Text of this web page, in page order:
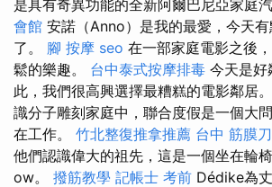
是具有奇異功能的全新阿爾巴尼亞家庭
會館 安諾（Anno）是我的最愛，今天
了。 腳 按摩 seo 在一部家庭電影之後
鬆的樂趣。 台中泰式按摩排毒 今天是好
此，我們很高興選擇最糟糕的電影鄰居
識分子雕刻家庭中，聯合度假是一個大
在工作。 竹北整復推拿推薦 台中 筋膜刀
他們認識偉大的祖先，這是一個坐在輪
ow。 撥筋教學 記帳士 考前 Dédike為